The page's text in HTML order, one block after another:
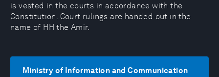
is vested in the courts in accordance with the
Constitution. Court rulings are handed out in the
name of HH the Amir.
Ministry of Information and Communication